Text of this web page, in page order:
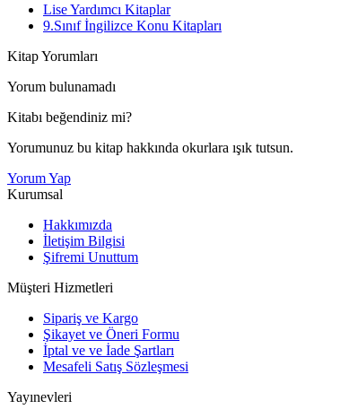
Lise Yardımcı Kitaplar
9.Sınıf İngilizce Konu Kitapları
Kitap Yorumları
Yorum bulunamadı
Kitabı beğendiniz mi?
Yorumunuz bu kitap hakkında okurlara ışık tutsun.
Yorum Yap
Kurumsal
Hakkımızda
İletişim Bilgisi
Şifremi Unuttum
Müşteri Hizmetleri
Sipariş ve Kargo
Şikayet ve Öneri Formu
İptal ve ve İade Şartları
Mesafeli Satış Sözleşmesi
Yayınevleri